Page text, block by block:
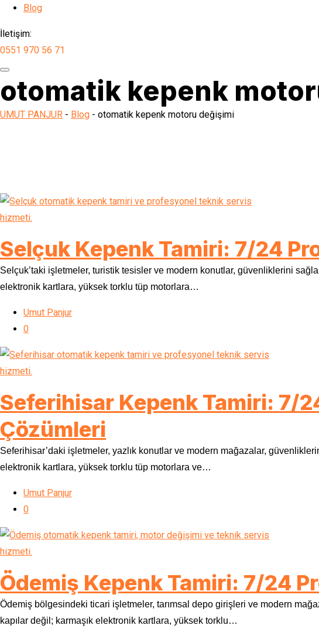
Blog
İletişim:
0551 970 56 71
otomatik kepenk
UMUT PANJUR - Blog - otomatik kepenk motoru değişimi
Selçuk Kepenk Tamiri: 7/24
Selçuk’taki işletmeler, turistik tesisler ve modern konutlar, güvenliklerini
elektronik kartlara, yüksek torklu tüp motorlara…
Umut Panjur
0
Seferihisar Kepenk Tamiri: 7/
Çözümleri
Seferihisar’daki işletmeler, yazlık konutlar ve modern mağazalar,
elektronik kartlara, yüksek torklu tüp motorlara ve…
Umut Panjur
0
Ödemiş Kepenk Tamiri: 7/24
Ödemiş bölgesindeki ticari işletmeler, tarımsal depo girişleri ve modern
kapılar değil; karmaşık elektronik kartlara, yüksek torklu…